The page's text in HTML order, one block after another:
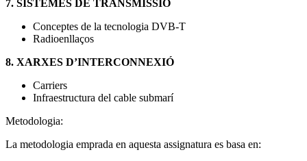
7. SISTEMES DE TRANSMISSIÓ
Conceptes de la tecnologia DVB-T
Radioenllaços
8. XARXES D’INTERCONNEXIÓ
Carriers
Infraestructura del cable submarí
Metodologia:
La metodologia emprada en aquesta assignatura es basa en: